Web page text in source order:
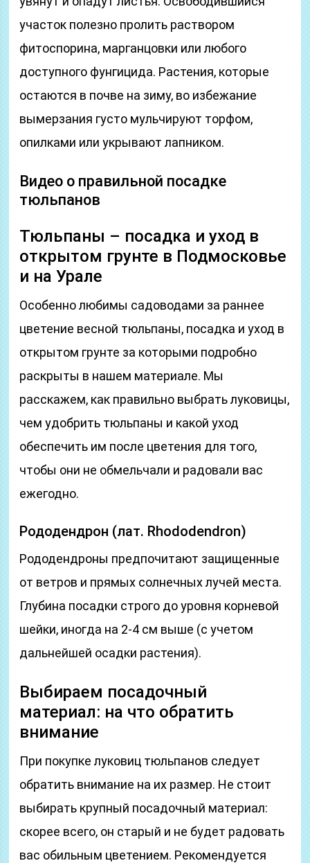
участок полезно пролить раствором
фитоспорина, марганцовки или любого
доступного фунгицида. Растения, которые
остаются в почве на зиму, во избежание
вымерзания густо мульчируют торфом,
опилками или укрывают лапником.
Видео о правильной посадке
тюльпанов
Тюльпаны – посадка и уход в
открытом грунте в Подмосковье
и на Урале
Особенно любимы садоводами за раннее
цветение весной тюльпаны, посадка и уход в
открытом грунте за которыми подробно
раскрыты в нашем материале. Мы
расскажем, как правильно выбрать луковицы,
чем удобрить тюльпаны и какой уход
обеспечить им после цветения для того,
чтобы они не обмельчали и радовали вас
ежегодно.
Рододендрон (лат. Rhododendron)
Рододендроны предпочитают защищенные
от ветров и прямых солнечных лучей места.
Глубина посадки строго до уровня корневой
шейки, иногда на 2-4 см выше (с учетом
дальнейшей осадки растения).
Выбираем посадочный
материал: на что обратить
внимание
При покупке луковиц тюльпанов следует
обратить внимание на их размер. Не стоит
выбирать крупный посадочный материал:
скорее всего, он старый и не будет радовать
вас обильным цветением. Рекомендуется